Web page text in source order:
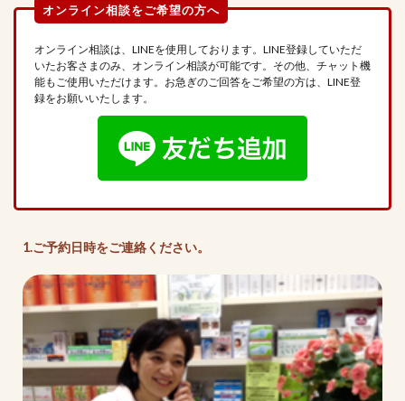
オンライン相談は、LINEを使用しております。LINE登録していただ
いたお客さまのみ、オンライン相談が可能です。その他、チャット機
能もご使用いただけます。お急ぎのご回答をご希望の方は、LINE登
録をお願いいたします。
1.ご予約日時をご連絡ください。